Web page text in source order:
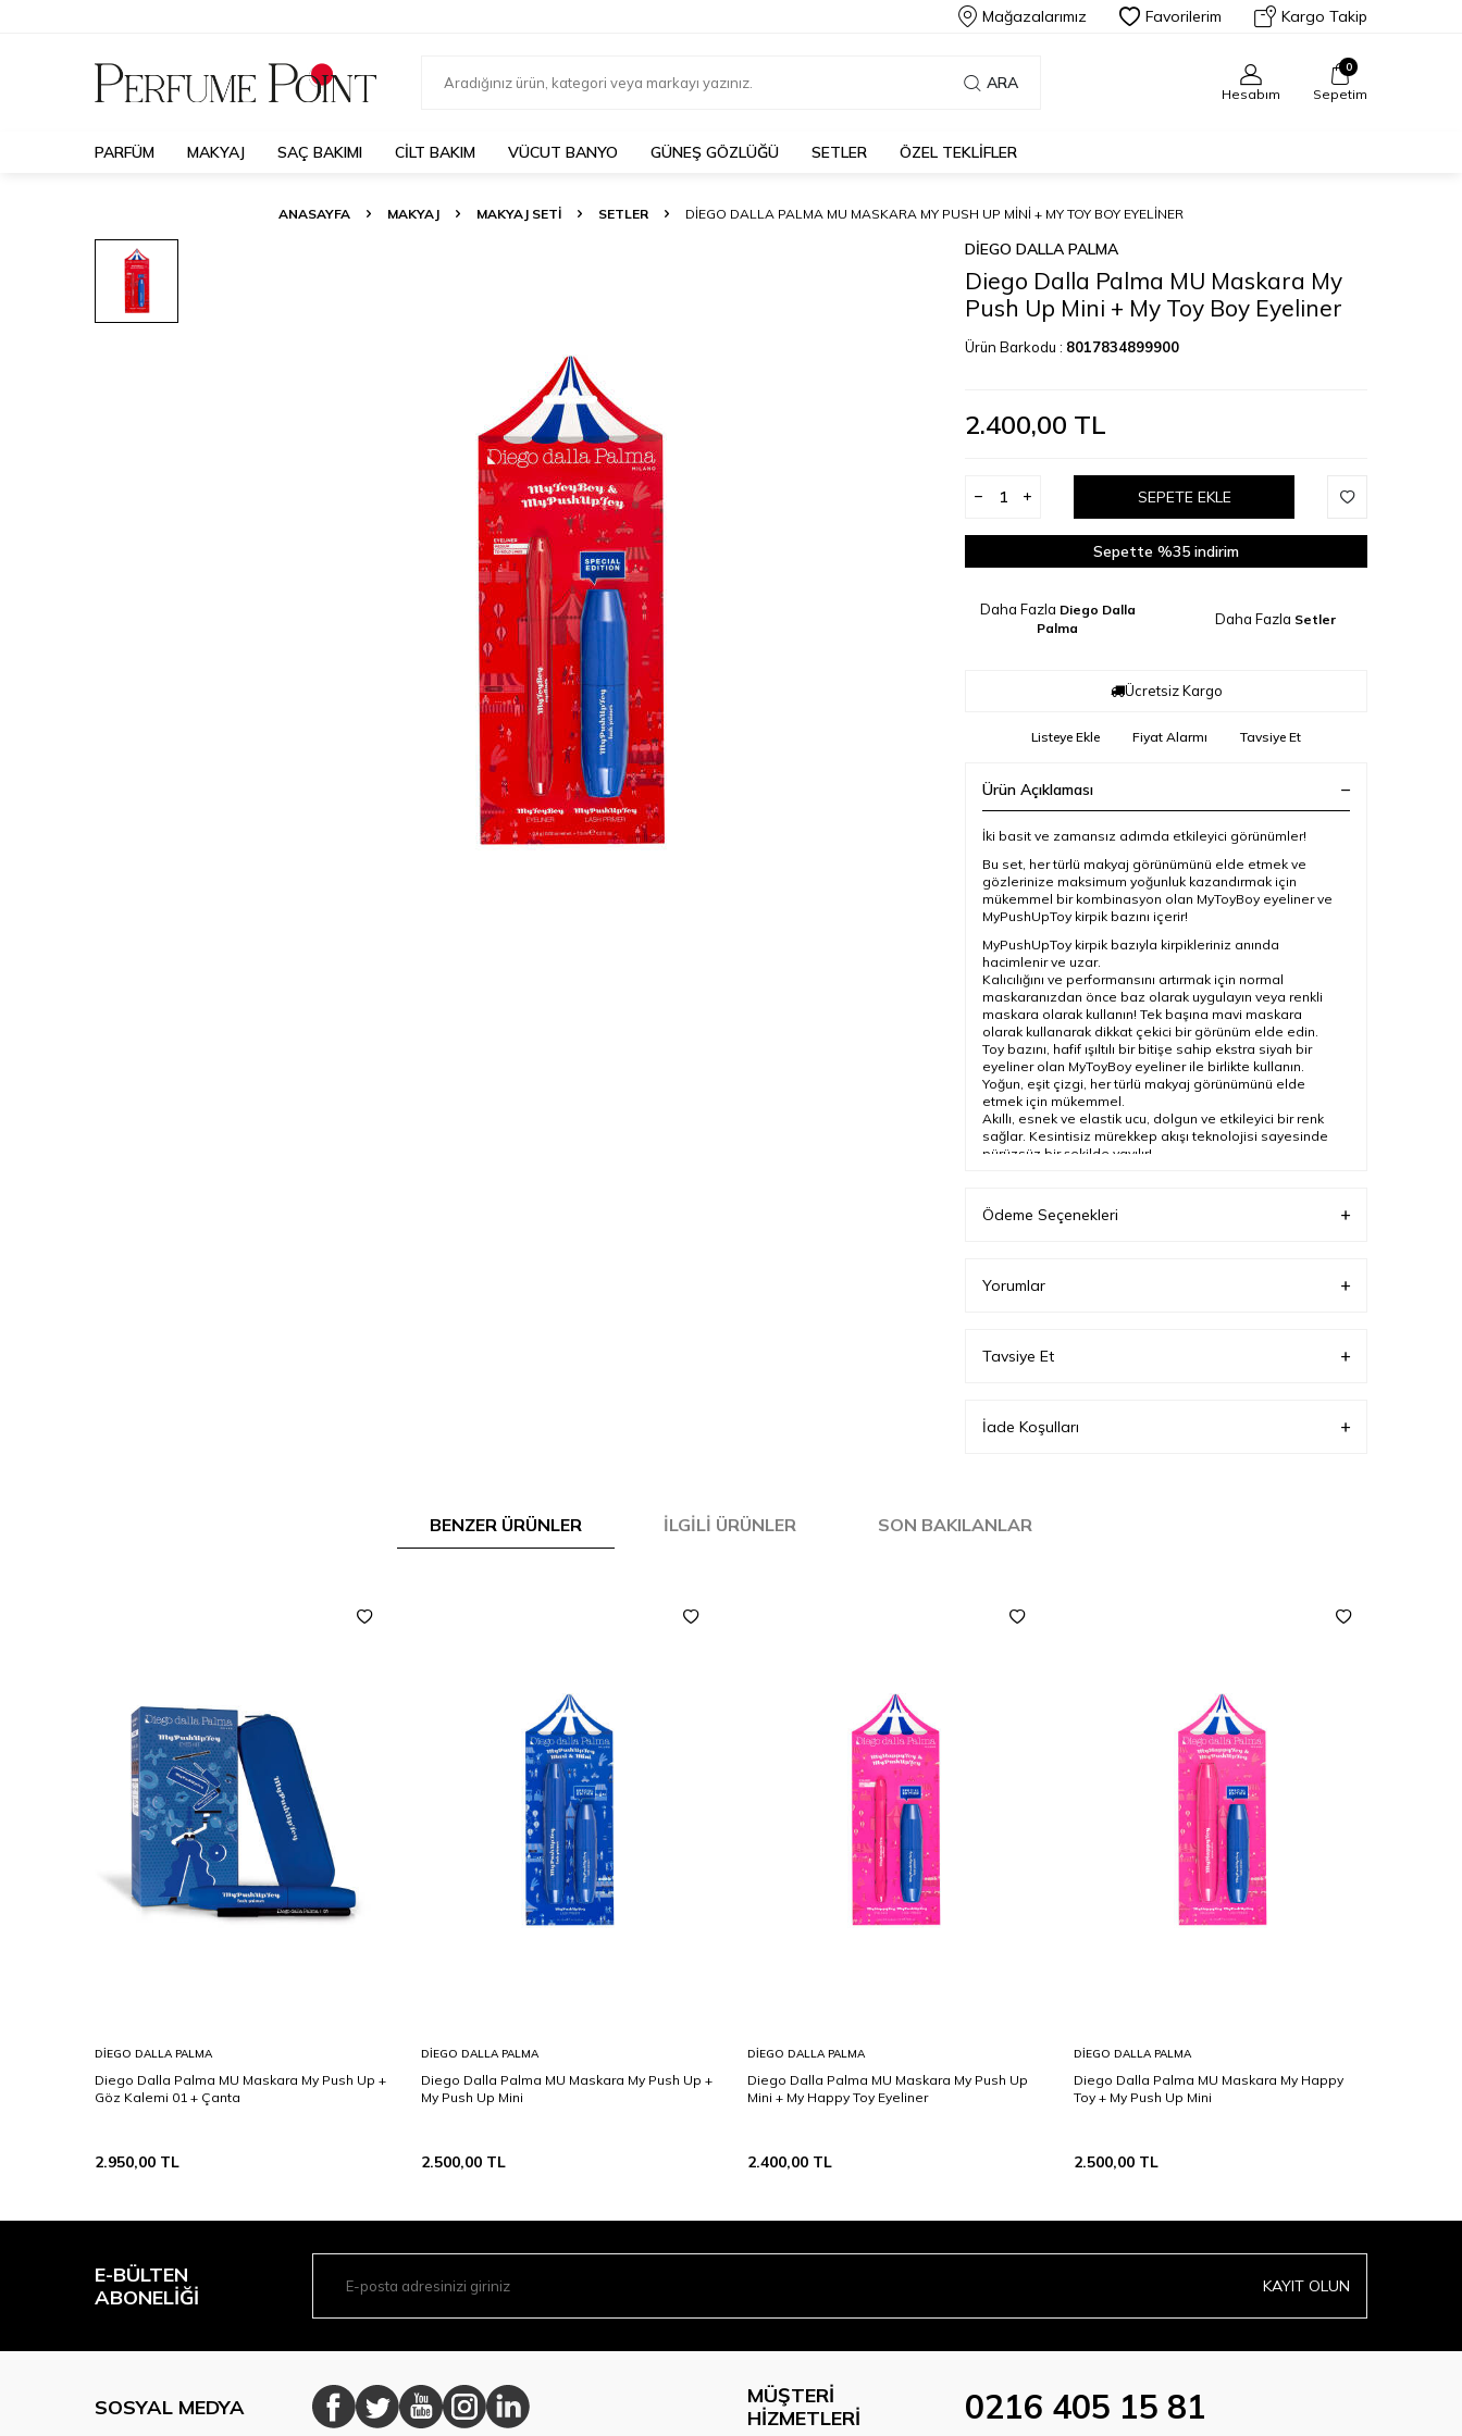
Mağazalarımız Favorilerim Kargo Takip
ARA
Hesabım
0
Sepetim
PARFÜM MAKYAJ SAÇ BAKIMI CILT BAKIM VÜCUT BANYO GÜNEŞ GÖZLÜĞÜ SETLER ÖZEL TEKLIFLER
ANASAYFA MAKYAJ MAKYAJ SETI SETLER DIEGO DALLA PALMA MU MASKARA MY PUSH UP MINI + MY TOY BOY EYELINER
DIEGO DALLA PALMA
Diego Dalla Palma MU Maskara My
Push Up Mini + My Toy Boy Eyeliner
Ürün Barkodu : 8017834899900
2.400,00 TL
SEPETE EKLE
Sepette %35 indirim
Daha Fazla Diego Dalla
Palma
Daha Fazla Setler
Ücretsiz Kargo
Listeye Ekle Fiyat Alarmı Tavsiye Et
Ürün Açıklaması
İki basit ve zamansız adımda etkileyici görünümler!
Bu set, her türlü makyaj görünümünü elde etmek ve
gözlerinize maksimum yoğunluk kazandırmak için
mükemmel bir kombinasyon olan MyToyBoy eyeliner ve
MyPushUpToy kirpik bazını içerir!
MyPushUpToy kirpik bazıyla kirpikleriniz anında
hacimlenir ve uzar.
Kalıcılığını ve performansını artırmak için normal
maskaranızdan önce baz olarak uygulayın veya renkli
maskara olarak kullanın! Tek başına mavi maskara
olarak kullanarak dikkat çekici bir görünüm elde edin.
Toy bazını, hafif ışıltılı bir bitişe sahip ekstra siyah bir
eyeliner olan MyToyBoy eyeliner ile birlikte kullanın.
Yoğun, eşit çizgi, her türlü makyaj görünümünü elde
etmek için mükemmel.
Akıllı, esnek ve elastik ucu, dolgun ve etkileyici bir renk
sağlar. Kesintisiz mürekkep akışı teknolojisi sayesinde
pürüzsüz bir şekilde yayılır!
Ödeme Seçenekleri
Yorumlar
Tavsiye Et
İade Koşulları
BENZER ÜRÜNLER İLGILI ÜRÜNLER SON BAKILANLAR
DIEGO DALLA PALMA
Diego Dalla Palma MU Maskara My Push Up +
Göz Kalemi 01 + Çanta
2.950,00 TL
DIEGO DALLA PALMA
Diego Dalla Palma MU Maskara My Push Up +
My Push Up Mini
2.500,00 TL
DIEGO DALLA PALMA
Diego Dalla Palma MU Maskara My Push Up
Mini + My Happy Toy Eyeliner
2.400,00 TL
DIEGO DALLA PALMA
Diego Dalla Palma MU Maskara My Happy
Toy + My Push Up Mini
2.500,00 TL
E-BÜLTEN
ABONELIĞI
KAYIT OLUN
SOSYAL MEDYA
MÜŞTERI
HIZMETLERI
0216 405 15 81